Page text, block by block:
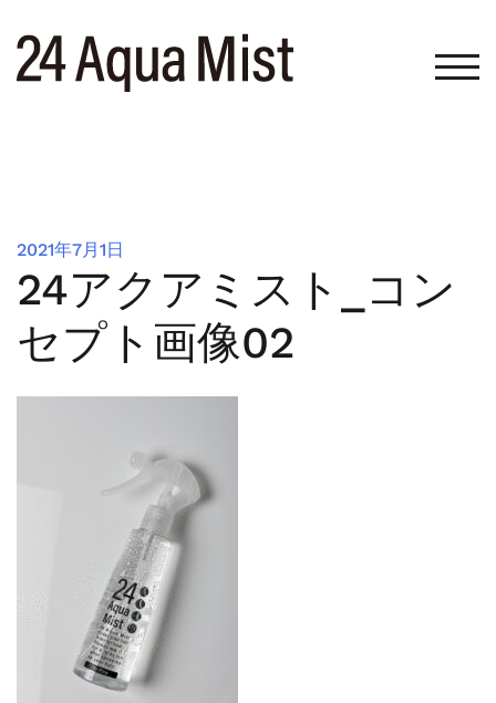
モバ
2021年7月1日
24アクアミスト_コン
セプト画像02